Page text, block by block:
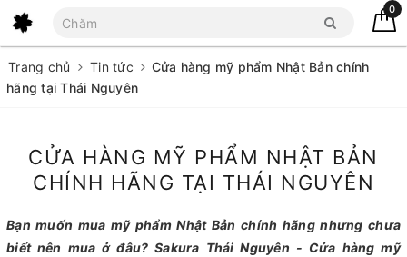
0
Trang chủ Tin tức
Cửa hàng mỹ phẩm Nhật Bản chính
hãng tại Thái Nguyên
CỬA HÀNG MỸ PHẨM NHẬT BẢN
CHÍNH HÃNG TẠI THÁI NGUYÊN
Bạn muốn mua mỹ phẩm Nhật Bản chính hãng nhưng chưa
biết nên mua ở đâu? Sakura Thái Nguyên - Cửa hàng mỹ